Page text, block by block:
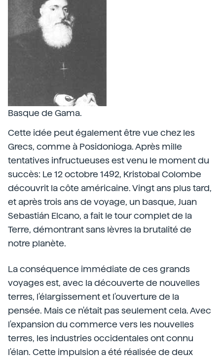
Basque de Gama.
Cette idée peut également être vue chez les
Grecs, comme à Posidonioga. Après mille
tentatives infructueuses est venu le moment du
succès: Le 12 octobre 1492, Kristobal Colombe
découvrit la côte américaine. Vingt ans plus tard,
et après trois ans de voyage, un basque, Juan
Sebastián Elcano, a fait le tour complet de la
Terre, démontrant sans lèvres la brutalité de
notre planète.
La conséquence immédiate de ces grands
voyages est, avec la découverte de nouvelles
terres, l'élargissement et l'ouverture de la
pensée. Mais ce n'était pas seulement cela. Avec
l'expansion du commerce vers les nouvelles
terres, les industries occidentales ont connu
l'élan. Cette impulsion a été réalisée de deux